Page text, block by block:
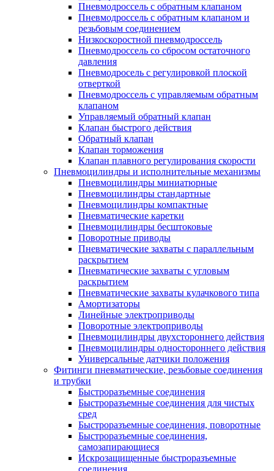
Пневмодроссель с обратным клапаном
Пневмодроссель с обратным клапаном и
резьбовым соединением
Низкоскоростной пневмодроссель
Пневмодроссель со сбросом остаточного
давления
Пневмодросель с регулировкой плоской
отверткой
Пневмодроссель с управляемым обратным
клапаном
Управляемый обратный клапан
Клапан быстрого действия
Обратный клапан
Клапан торможения
Клапан плавного регулирования скорости
Пневмоцилиндры и исполнительные механизмы
Пневмоцилиндры миниатюрные
Пневмоцилиндры стандартные
Пневмоцилиндры компактные
Пневматические каретки
Пневмоцилиндры бесштоковые
Поворотные приводы
Пневматические захваты с параллельным
раскрытием
Пневматические захваты с угловым
раскрытием
Пневматические захваты кулачкового типа
Амортизаторы
Линейные электроприводы
Поворотные электроприводы
Пневмоцилиндры двухстороннего действия
Пневмоцилиндры одностороннего действия
Универсальные датчики положения
Фитинги пневматические, резьбовые соединения
и трубки
Быстроразъемные соединения
Быстроразъемные соединения для чистых
сред
Быстроразъемные соединения, поворотные
Быстроразъемные соединения,
самозапирающиеся
Искрозащищенные быстроразъемные
соединения